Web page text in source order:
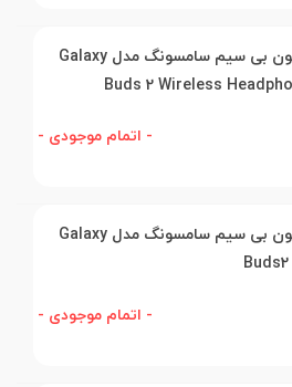
هدفون بی سیم سامسونگ مدل Galaxy
Buds 2 Wireless
- اتمام موجودی -
هدفون بی سیم سامسونگ مدل Galaxy
- اتمام موجودی -